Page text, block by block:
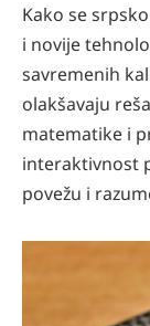
Kako se
i novije
savremenih
olakšavaju
matematike i
interaktivnost
povežu i